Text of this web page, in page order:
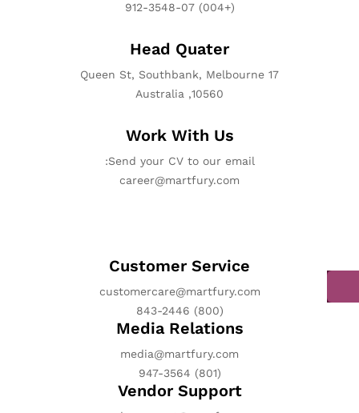
(+004) 912-3548-07
Head Quater
17 Queen St, Southbank, Melbourne
10560, Australia
Work With Us
Send your CV to our email:
career@martfury.com
Customer Service
customercare@martfury.com
(800) 843-2446
Media Relations
media@martfury.com
(801) 947-3564
Vendor Support